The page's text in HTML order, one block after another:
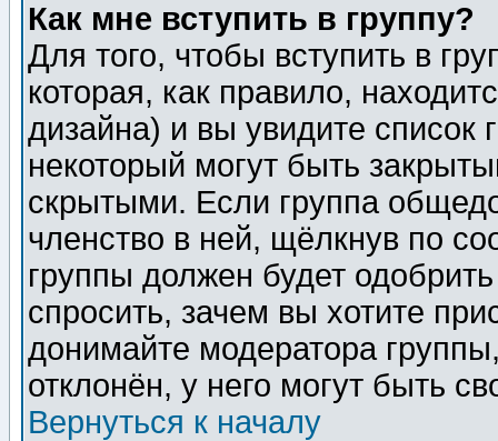
Как мне вступить в группу?
Для того, чтобы вступить в
которая, как правило,
дизайна) и вы увидите список
некоторый могут быть
скрытыми. Если группа
членство в ней, щёлкнув по
группы должен будет
спросить, зачем вы хотите
донимайте модератора
отклонён, у него могут быть
Вернуться к началу